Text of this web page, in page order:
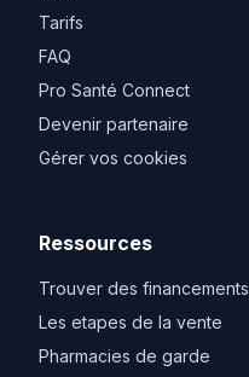
Tarifs
FAQ
Pro Santé Connect
Devenir partenaire
Gérer vos cookies
Ressources
Trouver des financements
Les etapes de la vente
Pharmacies de garde